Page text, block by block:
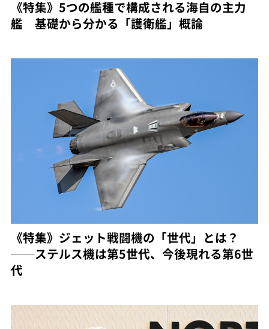
《特集》5つの艦種で構成される海自の主力
艦 基礎から分かる「護衛艦」概論
《特集》ジェット戦闘機の「世代」とは？
──ステルス機は第5世代、今後現れる第6世
代